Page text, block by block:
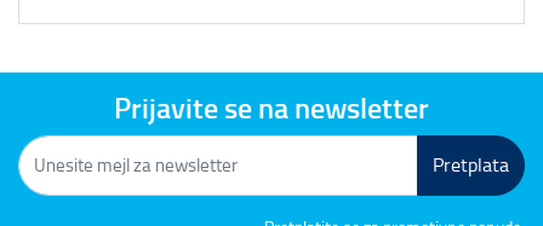
Prijavite se na newsletter
Pretplata